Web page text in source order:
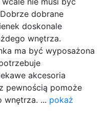
dobrane
doskonale
wnętrza.
ma być wyposażona
akcesoria
pewnością pomoże
wnętrza. ... pokaż